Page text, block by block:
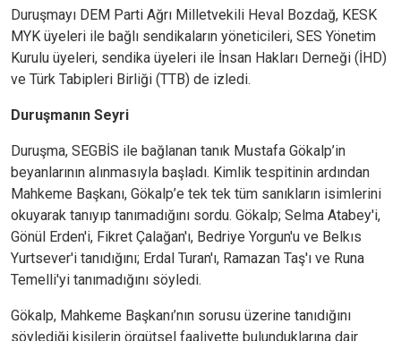
Duruşmayı DEM Parti Ağrı Milletvekili Heval Bozdağ, KESK
MYK üyeleri ile bağlı sendikaların yöneticileri, SES Yönetim
Kurulu üyeleri, sendika üyeleri ile İnsan Hakları Derneği (İHD)
ve Türk Tabipleri Birliği (TTB) de izledi.
Duruşmanın Seyri
Duruşma, SEGBİS ile bağlanan tanık Mustafa Gökalp’in
beyanlarının alınmasıyla başladı. Kimlik tespitinin ardından
Mahkeme Başkanı, Gökalp’e tek tek tüm sanıkların isimlerini
okuyarak tanıyıp tanımadığını sordu. Gökalp; Selma Atabey'i,
Gönül Erden'i, Fikret Çalağan'ı, Bedriye Yorgun'u ve Belkıs
Yurtsever'i tanıdığını; Erdal Turan'ı, Ramazan Taş'ı ve Runa
Temelli'yi tanımadığını söyledi.
Gökalp, Mahkeme Başkanı’nın sorusu üzerine tanıdığını
söylediği kişilerin örgütsel faaliyette bulunduklarına dair